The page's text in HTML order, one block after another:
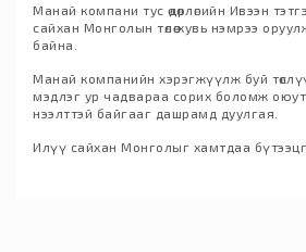
Манай компани тус өдөрлөгийн Ивээн
сайхан Монголын төлөө хувь нэмрээ
байна.
Манай компанийн хэрэгжүүлж буй
мэдлэг ур чадвараа сорих боломж
нээлттэй байгааг дашрамд дуулгая.
Илүү сайхан Монголыг хамтдаа